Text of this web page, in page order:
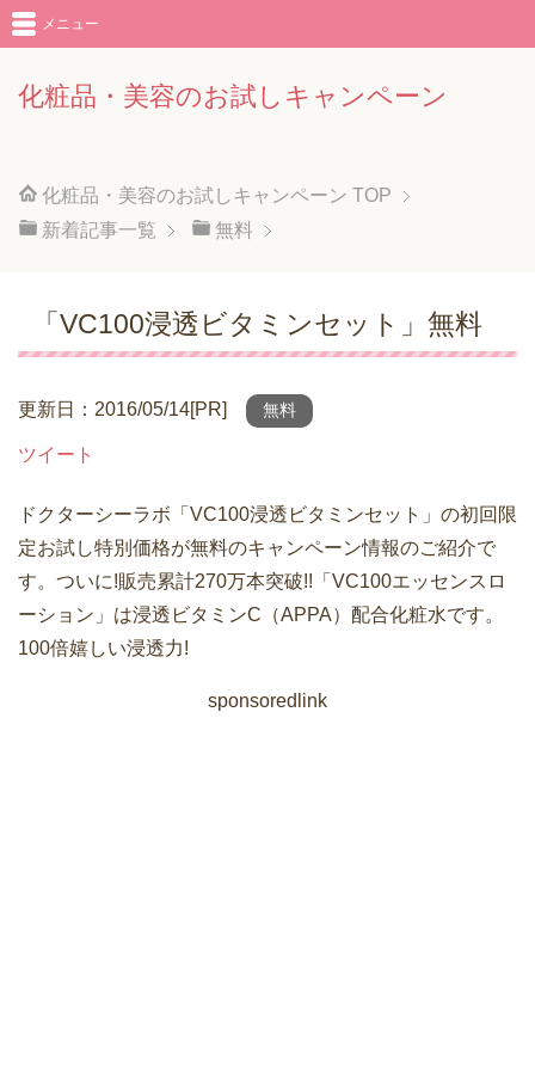
化粧品・美容のお試しキャンペーン
メニュー
化粧品・美容のお試しキャンペーン TOP
新着記事一覧
無料
「VC100浸透ビタミンセット」無料
更新日：2016/05/14[PR] 無料
ツイート
ドクターシーラボ「VC100浸透ビタミンセット」の初回限
定お試し特別価格が無料のキャンペーン情報のご紹介で
す。ついに!販売累計270万本突破!!「VC100エッセンスロ
ーション」は浸透ビタミンC（APPA）配合化粧水です。
100倍嬉しい浸透力!
sponsoredlink